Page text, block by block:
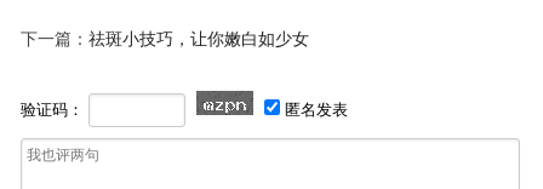
下一篇： 祛斑小技巧，让你嫩白如少女
验证码： 匿名发表